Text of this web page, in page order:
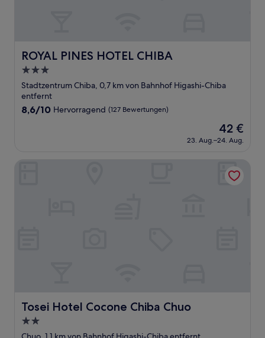
ROYAL PINES HOTEL CHIBA
ROYAL PINES HOTEL CHIBA
3.0-
Sterne-
Unterkunft
Stadtzentrum Chiba, 0,7 km von Bahnhof Higashi-Chiba
entfernt
8.6
Bewertungen)
8,6/10 Hervorragend (127 Bewertungen)
Der
Preis
beträgt
42 €
23. Aug.–24. Aug.
Tosei Hotel Cocone Chiba Chuo
Tosei Hotel Cocone Chiba Chuo
2.0-
Sterne-